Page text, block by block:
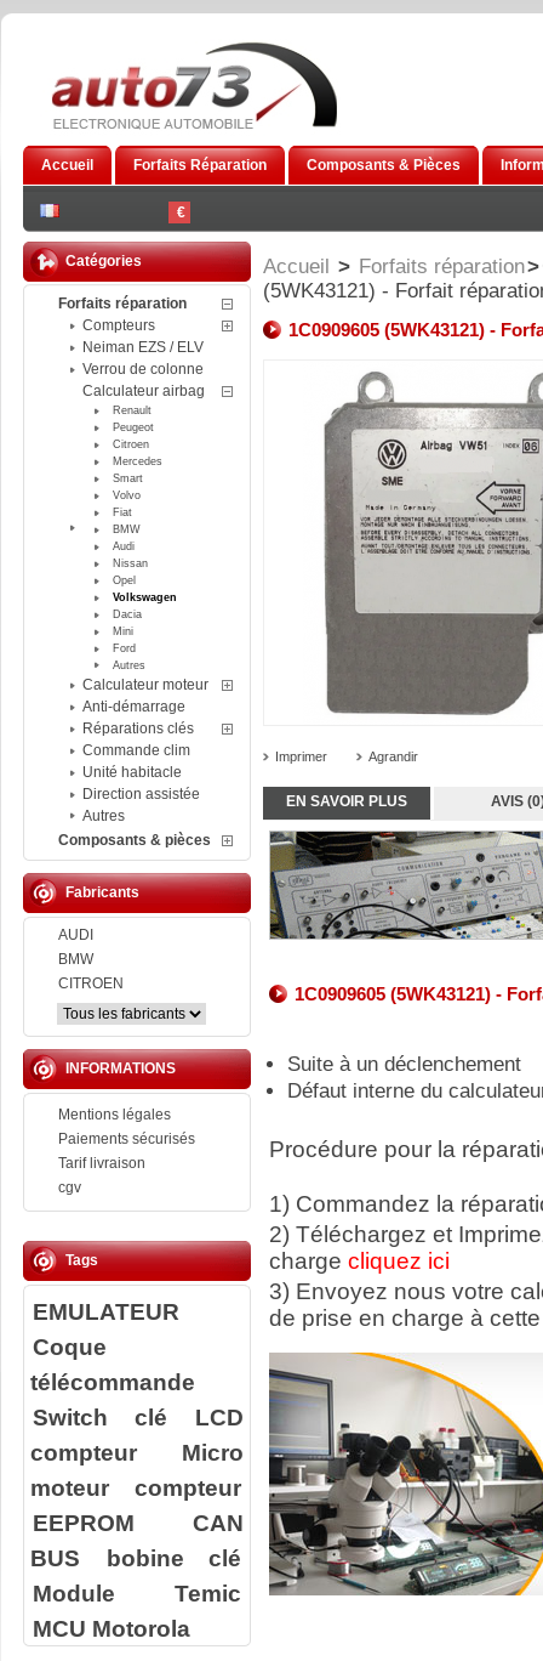
€
Accueil Forfaits Réparation Composants & Pièces
Catégories
Forfaits réparation
Compteurs
Neiman EZS / ELV
Verrou de colonne
Calculateur airbag
Renault
Peugeot
Citroen
Mercedes
Smart
Volvo
Fiat
BMW
Audi
Nissan
Opel
Volkswagen
Dacia
Mini
Ford
Autres
Calculateur moteur
Anti-démarrage
Réparations clés
Commande clim
Unité habitacle
Direction assistée
Autres
Composants & pièces
Fabricants
AUDI
BMW
CITROEN
INFORMATIONS
Mentions légales
Paiements sécurisés
Tarif livraison
cgv
Tags
EMULATEUR
Coque
télécommande
Switch clé
LCD
compteur
Micro
moteur compteur
EEPROM
CAN
BUS
bobine clé
Module Temic
MCU Motorola
Accueil > Forfaits réparation>
(5WK43121) - Forfait
1C0909605 (5WK43121) -
Imprimer Agrandir
EN SAVOIR PLUS AVIS
1C0909605 (5WK43121) -
Suite à un déclenchement
Défaut interne du
Procédure pour la
1) Commandez la
2) Téléchargez et
charge cliquez ici
3) Envoyez nous votre
de prise en charge à